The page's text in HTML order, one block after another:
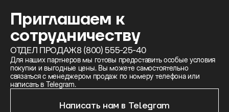
Приглашаем к
сотрудничеству
ОТДЕЛ ПРОДАЖ8 (800) 555-25-40
Для наших партнеров мы готовы предоставить особые условия
покупки и выгодные цены. Вы можете самостоятельно
связаться с менеджером продаж по номеру телефона или
написать в Telegram.
Написать нам в Telegram